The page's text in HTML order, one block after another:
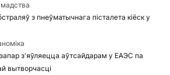
з пнеўматычнага пісталета кіёск у
з'яўляецца аўтсайдарам у ЕАЭС па
вытворчасці